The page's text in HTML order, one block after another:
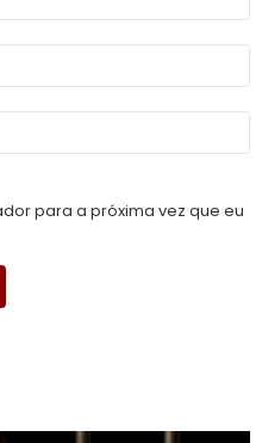
para a próxima vez que eu